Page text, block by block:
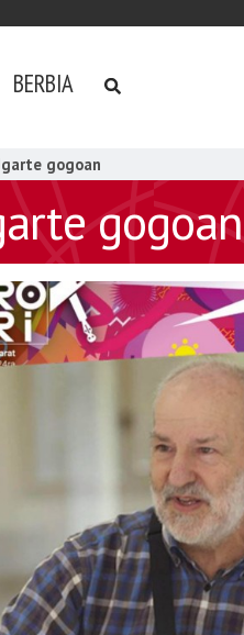
BERBIA
gogoan
gogoan